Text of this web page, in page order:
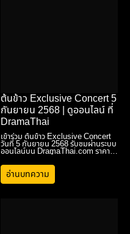
ต้นข้าว Exclusive Concert 5
กันยายน 2568 | ดูออนไลน์ ที่
DramaThai
เข้าร่วม ต้นข้าว Exclusive Concert
วันที่ 5 กันยายน 2568 รับชมผ่านระบบ
ออนไลน์บน DramaThai.com ราคา
เพียง 250 บาท ซื้อบัตรทันที!
อ่านบทความ